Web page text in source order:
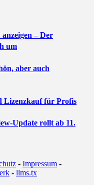
– Der
um
aber auch
Lizenzkauf für Profis
Update rollt ab 11.
- Impressum -
- llms.tx